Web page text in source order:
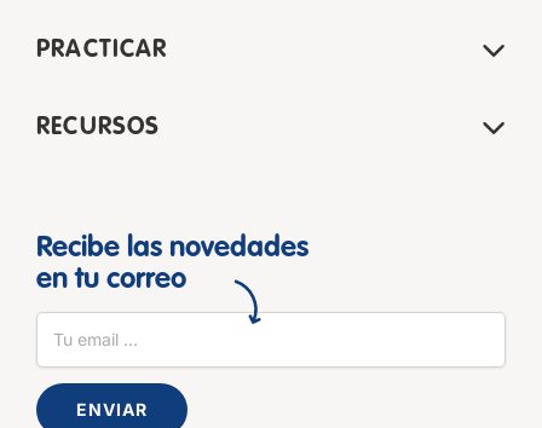
PRACTICAR
RECURSOS
Recibe las novedades
en tu correo
ENVIAR